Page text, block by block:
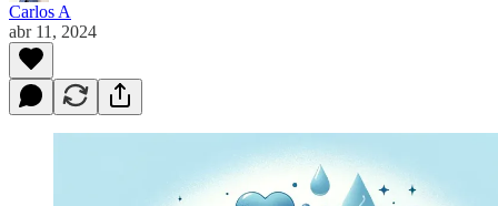
Carlos A
abr 11, 2024